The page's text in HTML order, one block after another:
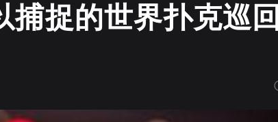
捉的世界扑克巡